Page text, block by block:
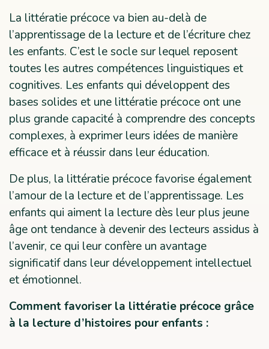
La littératie précoce va bien au-delà de
l’apprentissage de la lecture et de l’écriture chez
les enfants. C’est le socle sur lequel reposent
toutes les autres compétences linguistiques et
cognitives. Les enfants qui développent des
bases solides et une littératie précoce ont une
plus grande capacité à comprendre des concepts
complexes, à exprimer leurs idées de manière
efficace et à réussir dans leur éducation.
De plus, la littératie précoce favorise également
l’amour de la lecture et de l’apprentissage. Les
enfants qui aiment la lecture dès leur plus jeune
âge ont tendance à devenir des lecteurs assidus à
l’avenir, ce qui leur confère un avantage
significatif dans leur développement intellectuel
et émotionnel.
Comment favoriser la littératie précoce grâce
à la lecture d’histoires pour enfants :